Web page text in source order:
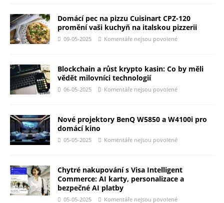
Domácí pec na pizzu Cuisinart CPZ-120
promění vaši kuchyň na italskou pizzerii
09-05-2025 Komentáře nejsou povolené
Blockchain a růst krypto kasin: Co by měli
vědět milovníci technologií
06-05-2025 Komentáře nejsou povolené
Nové projektory BenQ W5850 a W4100i pro
domácí kino
05-05-2025 Komentáře nejsou povolené
Chytré nakupování s Visa Intelligent
Commerce: AI karty, personalizace a
bezpečné AI platby
05-05-2025 Komentáře nejsou povolené